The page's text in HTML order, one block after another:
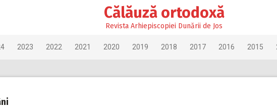
Călăuză ortodoxă
Revista Arhiepiscopiei Dunării de Jos
2023 2022 2021 2020 2019 2018 2017 2016 2015